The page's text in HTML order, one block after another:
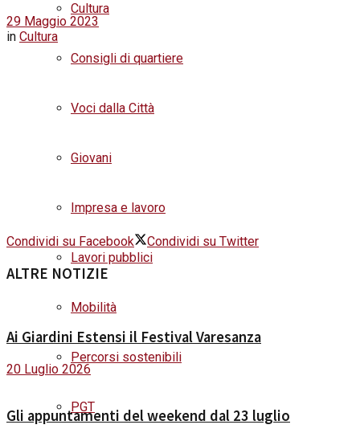
Cultura
Consigli di quartiere
Voci dalla Città
Giovani
Impresa e lavoro
Lavori pubblici
Mobilità
Percorsi sostenibili
PGT
29 Maggio 2023
in Cultura
Condividi su Facebook Condividi su Twitter
ALTRE NOTIZIE
Ai Giardini Estensi il Festival Varesanza
20 Luglio 2026
Gli appuntamenti del weekend dal 23 luglio